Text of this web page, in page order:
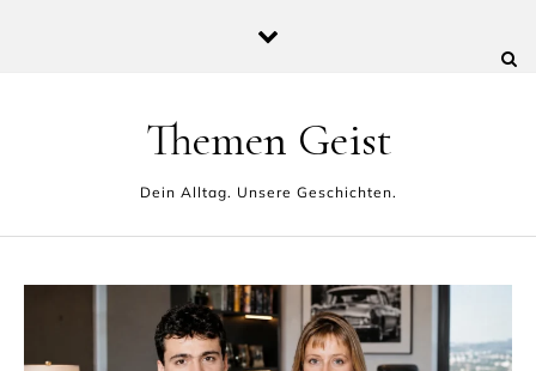
Themen Geist
Dein Alltag. Unsere Geschichten.